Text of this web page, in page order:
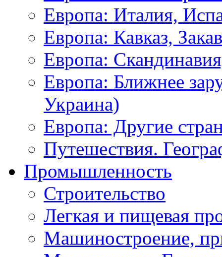
Европа: Италия,
Европа: Кавказ,
Европа:
Европа: Ближнее
Украина)
Европа: Другие
Путешествия.
Промышленность
Строительство
Легкая и пищевая
Машиностроение,